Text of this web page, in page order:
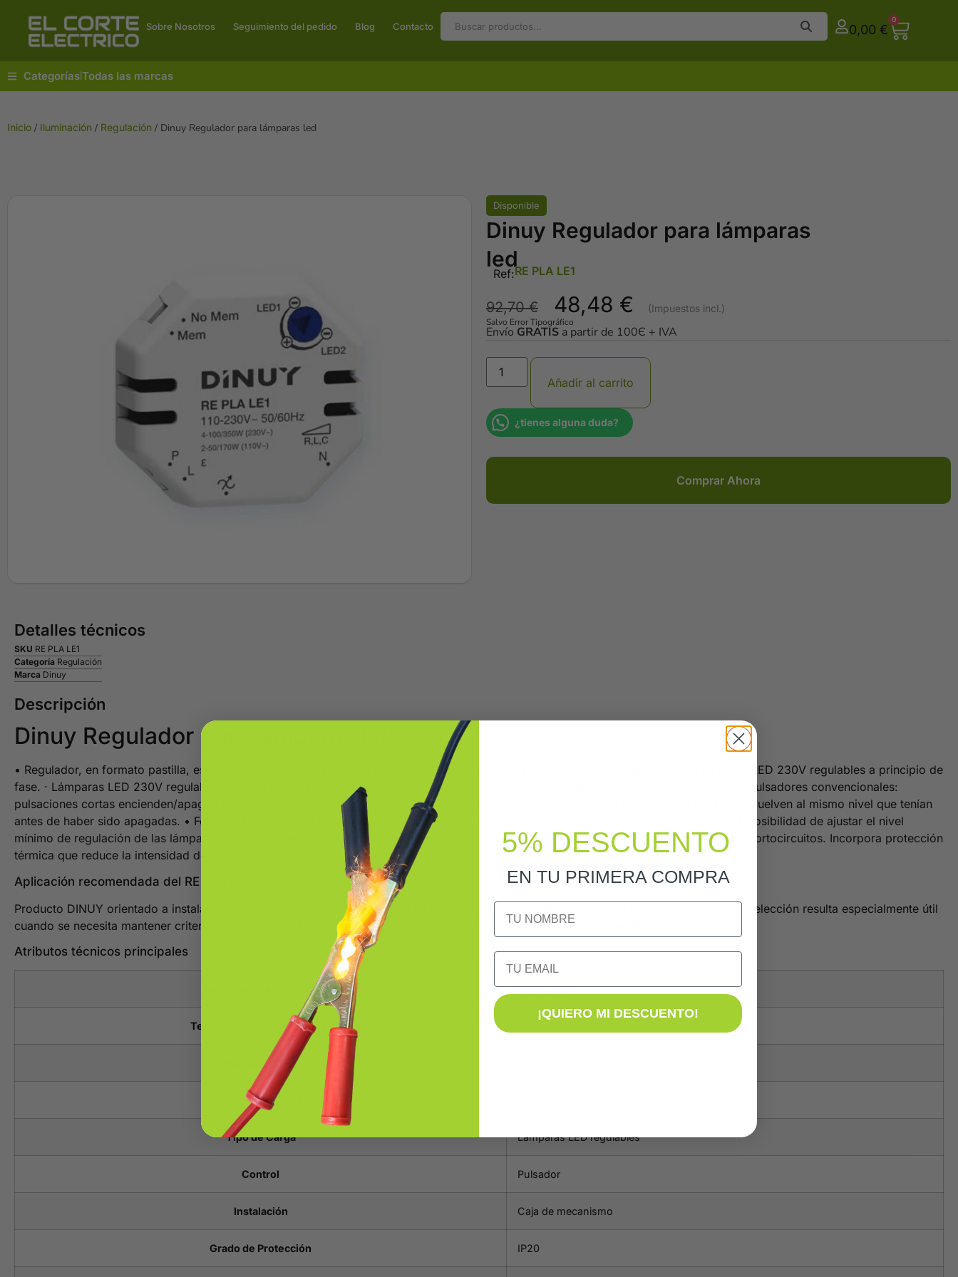
Sobre Nosotros Seguimiento del pedido Blog Contacto 0,00 €
0
Categorías| Todas las marcas
Inicio / Iluminación / Regulación / Dinuy Regulador para lámparas led
Disponible
Dinuy Regulador para lámparas
led
Ref:RE PLA LE1
92,70€ 48,48 €
Salvo Error Tipográfico
Envío GRATIS a partir de 100Є + IVA
Añadir al carrito
¿tienes alguna duda?
Comprar Ahora
Detalles técnicos
SKU RE PLA LE1
Categoría Regulación
Marca Dinuy
Descripción
Dinuy Regulador para lámparas led
• Regulador, en formato pastilla, especialmente desarrollado para el control de lámparas LED regulables. • Compatible con: · Lámparas LED 230V regulables a principio de
fase. · Lámparas LED 230V regulables a fin de fase. · Lámparas LED 12V regulables con transformador electrónico. • Control mediante pulsadores convencionales:
pulsaciones cortas encienden/apagan y pulsaciones mantenidas regulan. • Función Memoria: al encender con el pulsador, las luminarias vuelven al mismo nivel que tenían
antes de haber sido apagadas. • Formato Extra-plano, tan sólo 12mm de grosor. Montaje en caja de mecanismo, detrás del pulsador. • Posibilidad de ajustar el nivel
mínimo de regulación de las lámparas, evitando parpadeos o apagados indeseados a niveles bajos. • Protegido frente a sobrecargas y cortocircuitos. Incorpora protección
térmica que reduce la intensidad de la luz en caso de sobrecalentamientos.
Aplicación recomendada del RE PLA LE1
Producto DINUY orientado a instalaciones eléctricas profesionales donde se busca una solución fiable, compacta y fácil de integrar. Su selección resulta especialmente útil
cuando se necesita mantener criterio técnico en regulación, temporización, detección o señalización según la familia del producto.
Atributos técnicos principales
Referencia de producto RE PLA LE1
Tensión de Alimentación (V)
Frecuencia (Hz)
Consumo Propio
Tipo de Carga Lámparas LED regulables
Control Pulsador
Instalación Caja de mecanismo
Grado de Protección IP20
5% DESCUENTO
EN TU PRIMERA COMPRA
NOMBRE
Email
¡QUIERO MI DESCUENTO!